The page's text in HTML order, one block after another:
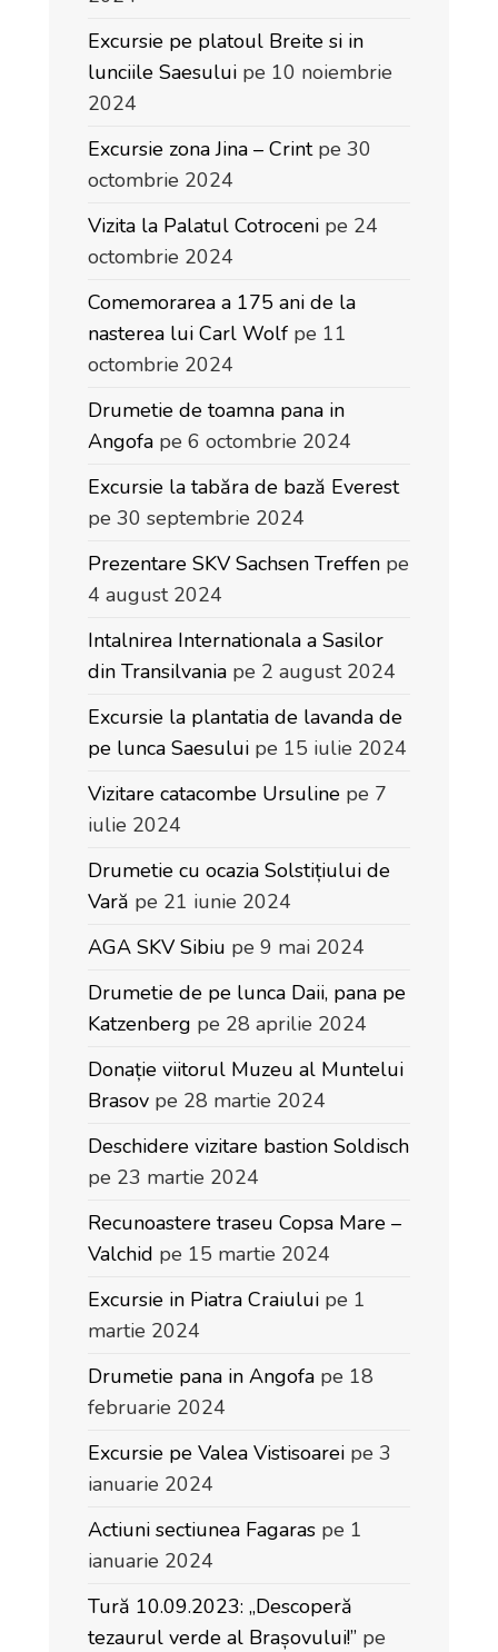
Excursie pe platoul Breite si in
lunciile Saesului pe 10 noiembrie
2024
Excursie zona Jina – Crintpe 30
octombrie 2024
Vizita la Palatul Cotroceni pe 24
octombrie 2024
Comemorarea a 175 ani de la
nasterea lui Carl Wolf pe 11
octombrie 2024
Drumetie de toamna pana in
Angofa pe 6 octombrie 2024
Excursie la tabăra de bază Everest
pe 30 septembrie 2024
Prezentare SKV Sachsen Treffen pe
4 august 2024
Intalnirea Internationala a Sasilor
din Transilvania pe 2 august 2024
Excursie la plantatia de lavanda de
pe lunca Saesului pe 15 iulie 2024
Vizitare catacombe Ursuline pe 7
iulie 2024
Drumetie cu ocazia Solstițiului de
Vară pe 21 iunie 2024
AGA SKV Sibiu pe 9 mai 2024
Drumetie de pe lunca Daii, pana pe
Katzenberg pe 28 aprilie 2024
Donație viitorul Muzeu al Muntelui
Brasov pe 28 martie 2024
Deschidere vizitare bastion Soldisch
pe 23 martie 2024
Recunoastere traseu Copsa Mare –
Valchid pe 15 martie 2024
Excursie in Piatra Craiului pe 1
martie 2024
Drumetie pana in Angofa pe 18
februarie 2024
Excursie pe Valea Vistisoarei pe 3
ianuarie 2024
Actiuni sectiunea Fagaras pe 1
ianuarie 2024
Tură 10.09.2023: „Descoperă
tezaurul verde al Brașovului!” pe